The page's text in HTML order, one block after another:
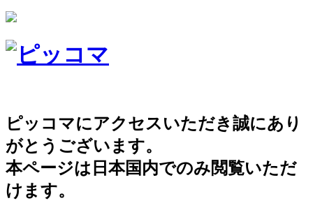
ピッコマにアクセスいただき誠にあり
がとうございます。
本ページは日本国内でのみ閲覧いただ
けます。